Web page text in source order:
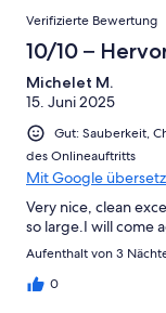
Verifizierte Bewertung
10/10 –
Michelet M.
15. Juni 2025
Gut: Sauberkeit,
des Onlineauftritts
Mit Google
Very nice, clean
so large.I will come
Aufenthalt von 3
0